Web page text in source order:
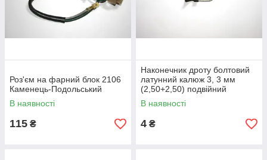
Роз'єм на фарний блок 2106
Каменець-Подольський
В наявності
115 ₴
Наконечник дроту болтовий
латунний калюж 3, 3 мм
(2,50+2,50) подвійний
Каменець-Польський
В наявності
4 ₴